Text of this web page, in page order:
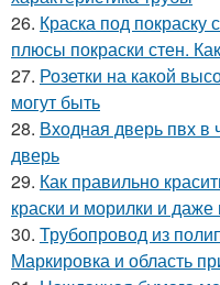
26. Краска под покраску
плюсы покраски стен.
27. Розетки на какой
могут быть
28. Входная дверь пвх
дверь
29. Как правильно
краски и морилки и
30. Трубопровод из
Маркировка и область